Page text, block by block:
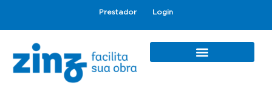
Prestador Login